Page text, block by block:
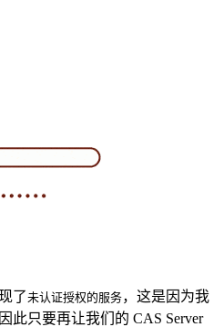
了未认证授权的服务，这是因为我
此只要再让我们的 CAS Server